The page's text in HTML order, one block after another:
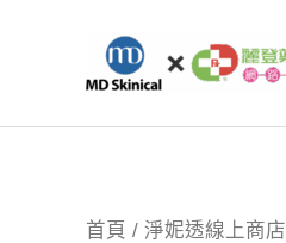
首頁 / 淨妮透線上商店